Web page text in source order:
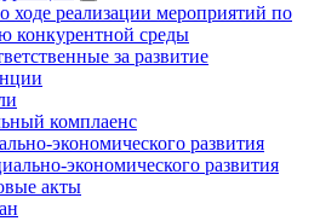
ходе реализации мероприятий по
конкурентной среды
за развитие
комплаенс
экономического развития
экономического развития
акты